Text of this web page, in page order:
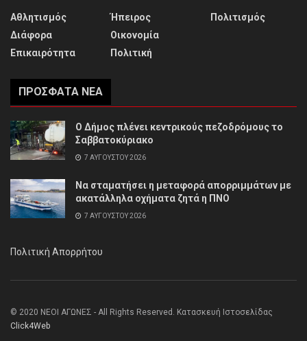
Αθλητισμός
Διάφορα
Επικαιρότητα
Ήπειρος
Οικονομία
Πολιτική
Πολιτισμός
ΠΡΌΣΦΑΤΑ ΝΈΑ
Ο Δήμος πλένει κεντρικούς πεζοδρόμους το
Σαββατοκύριακο
7 ΑΥΓΟΎΣΤΟΥ 2026
Να σταματήσει η μεταφορά απορριμμάτων με
ακατάλληλα οχήματα ζητά η ΠΝΟ
7 ΑΥΓΟΎΣΤΟΥ 2026
Πολιτική Απορρήτου
© 2020 ΝΕΟΙ ΑΓΩΝΕΣ - All Rights Reserved. Κατασκευή Ιστοσελίδας
Click4Web